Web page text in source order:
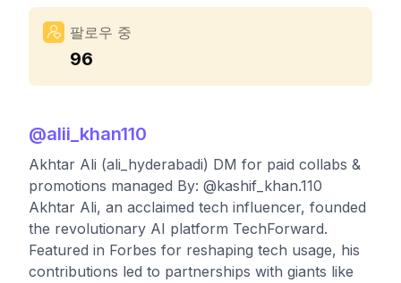
팔로우 중
96
@alii_khan110
Akhtar Ali (ali_hyderabadi) DM for paid collabs &
promotions managed By: @kashif_khan.110
Akhtar Ali, an acclaimed tech influencer, founded
the revolutionary AI platform TechForward.
Featured in Forbes for reshaping tech usage, his
contributions led to partnerships with giants like